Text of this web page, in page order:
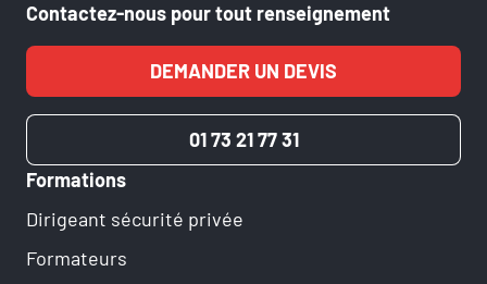
Contactez-nous pour tout renseignement
DEMANDER UN DEVIS
01 73 21 77 31
Formations
Dirigeant sécurité privée
Formateurs